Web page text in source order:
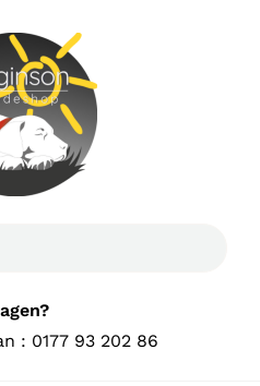
: 0177 93 202 86